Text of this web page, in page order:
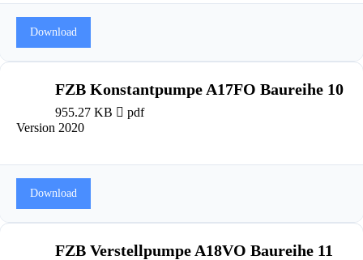
Download
FZB Konstantpumpe A17FO Baureihe 10
955.27 KB
pdf
Version 2020
Download
FZB Verstellpumpe A18VO Baureihe 11